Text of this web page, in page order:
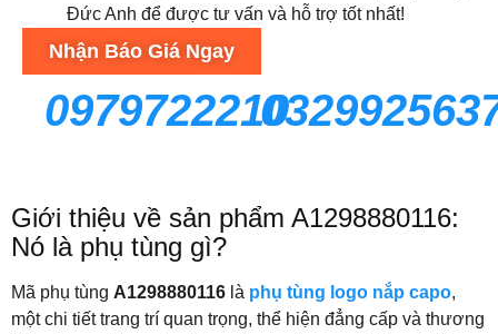
Đức Anh để được tư vấn và hỗ trợ tốt nhất!
Nhận Báo Giá Ngay
0979722210
Giới thiệu về sản phẩm A1298880116:
Nó là phụ tùng gì?
Mã phụ tùng A1298880116 là phụ tùng logo nắp capo,
một chi tiết trang trí quan trọng, thể hiện đẳng cấp và thương